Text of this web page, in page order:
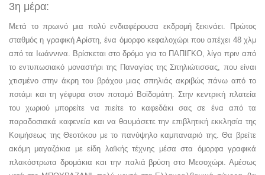
3η μέρα:
Μετά το πρωινό μια πολύ ενδιαφέρουσα εκδρομή ξεκινάει. Πρώτος
σταθμός η γραφική Αρίστη, ένα όμορφο κεφαλοχώρι που απέχει 48 χλμ
από τα Ιωάννινα. Βρίσκεται στο δρόμο για το ΠΑΠΙΓΚΟ, λίγο πριν από
το εντυπωσιακό μοναστήρι της Παναγίας της Σπηλιώτισσας, που είναι
χτισμένο στην άκρη του βράχου μιας σπηλιάς ακριβώς πάνω από το
ποτάμι και τη γέφυρα στον ποταμό Βοϊδομάτη. Στην κεντρική πλατεία
του χωριού μπορείτε να πιείτε το καφεδάκι σας σε ένα από τα
παραδοσιακά καφενεία και να θαυμάσετε την επιβλητική εκκλησία της
Κοιμήσεως της Θεοτόκου με το πανύψηλο καμπαναριό της. Θα βρείτε
ακόμη μαγαζάκια με είδη λαϊκής τέχνης μέσα στα όμορφα γραφικά
πλακόστρωτα δρομάκια και την παλιά βρύση στο Μεσοχώρι. Αμέσως